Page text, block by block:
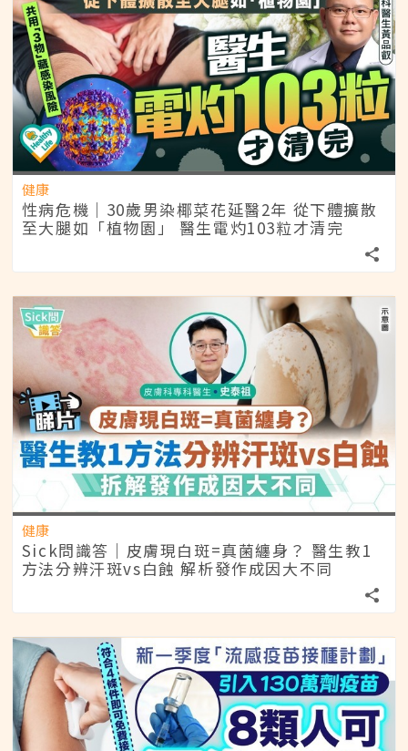
健康
性病危機｜30歲男染椰菜花延醫2年 從下體擴散
至大腿如「植物園」 醫生電灼103粒才清完
健康
Sick問識答｜皮膚現白斑=真菌纏身？ 醫生教1
方法分辨汗斑vs白蝕 解析發作成因大不同